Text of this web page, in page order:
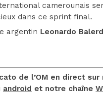
camerounais
dans ce sprint final.
argentin Leonardo
de l’OM en direct sur
android et notre chaîne